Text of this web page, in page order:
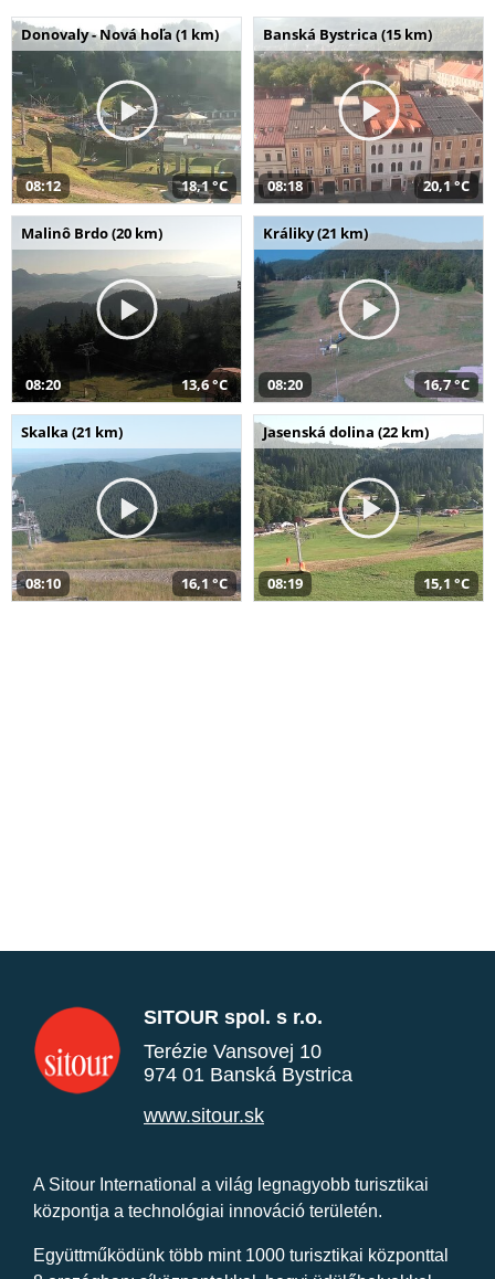
Donovaly - Nová hoľa (1 km)
08:12 18,1 °C
Banská Bystrica (15 km)
08:18 20,1 °C
Malinô Brdo (20 km)
08:20 13,6 °C
Králiky (21 km)
08:20 16,7 °C
Skalka (21 km)
08:10 16,1 °C
Jasenská dolina (22 km)
08:19 15,1 °C
SITOUR spol. s r.o.
Terézie Vansovej 10
974 01 Banská Bystrica
www.sitour.sk
A Sitour International a világ legnagyobb turisztikai
központja a technológiai innováció területén.
Együttműködünk több mint 1000 turisztikai központtal